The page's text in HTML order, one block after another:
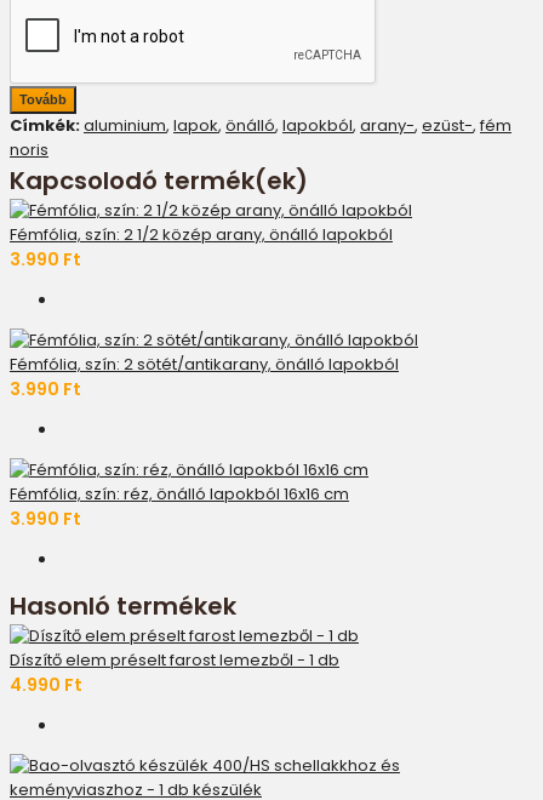
Tovább
Címkék:aluminium, lapok, önálló, lapokból, arany-, ezüst-,fém
noris
Kapcsolodó termék(ek)
Fémfólia, szín: 2 1/2 közép arany, önálló lapokból
3.990 Ft
Fémfólia, szín: 2 sötét/antikarany, önálló lapokból
3.990 Ft
Fémfólia, szín: réz, önálló lapokból 16x16 cm
3.990 Ft
Hasonló termékek
Díszítő elem préselt farost lemezből - 1 db
4.990 Ft